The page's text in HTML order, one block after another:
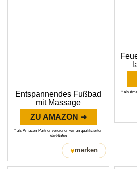
Entspannendes Fußbad
mit Massage
ZU AMAZON ➜
* als Amazon-Partner verdienen wir an qualifizierten
Verkäufen
♥merken
* als